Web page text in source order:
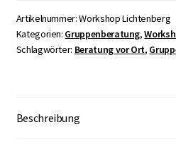
Menge
Artikelnummer:Workshop Lichtenberg
Kategorien: Gruppenberatung,
Schlagwörter: Beratung vor Ort,
Beschreibung